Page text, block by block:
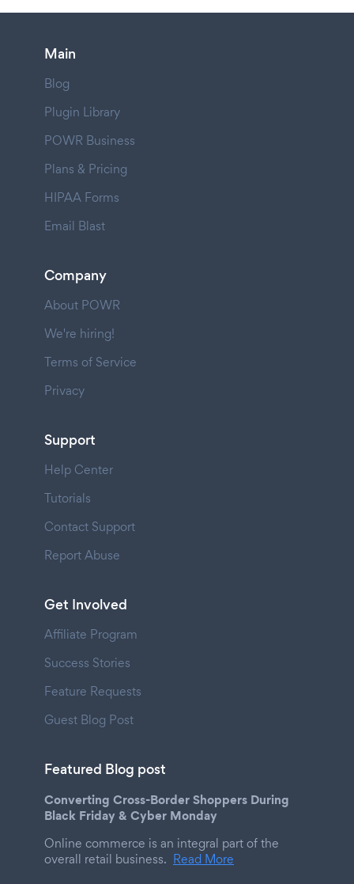
Main
Blog
Plugin Library
POWR Business
Plans & Pricing
HIPAA Forms
Email Blast
Company
About POWR
We're hiring!
Terms of Service
Privacy
Support
Help Center
Tutorials
Contact Support
Report Abuse
Get Involved
Affiliate Program
Success Stories
Feature Requests
Guest Blog Post
Featured Blog post
Converting Cross-Border Shoppers During
Black Friday & Cyber Monday
Online commerce is an integral part of the
overall retail business. Read More